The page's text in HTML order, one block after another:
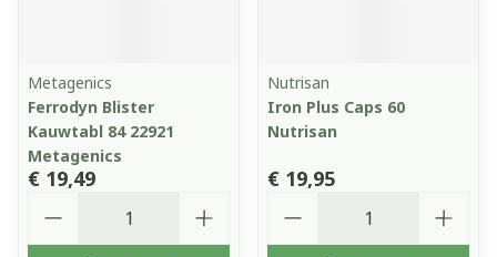
Metagenics
Ferrodyn Blister
Kauwtabl 84 22921
Metagenics
€ 19,49
Nutrisan
Iron Plus Caps 60
Nutrisan
€ 19,95